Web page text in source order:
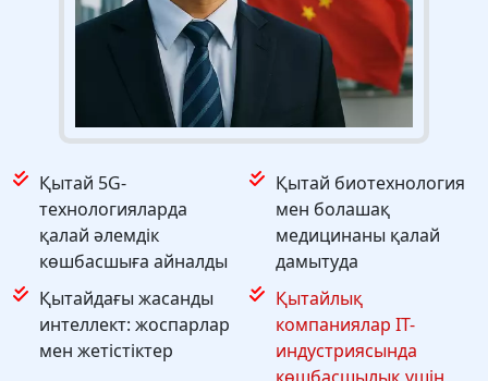
Қытай 5G-
технологияларда
қалай әлемдік
көшбасшыға айналды
Қытай биотехнология
мен болашақ
медицинаны қалай
дамытуда
Қытайдағы жасанды
интеллект: жоспарлар
мен жетістіктер
Қытайлық
компаниялар IT-
индустриясында